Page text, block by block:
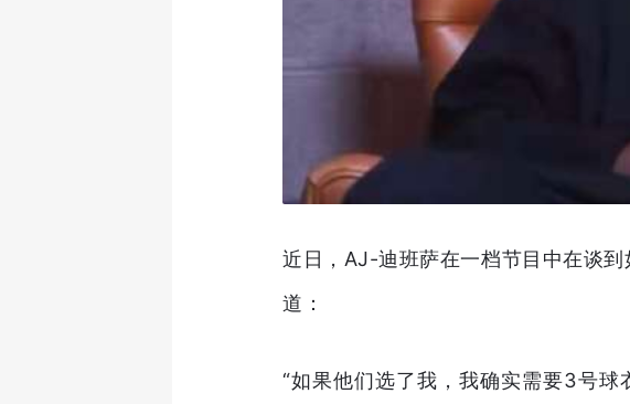
近日，AJ-迪班萨在一档节目中在谈
道：
“如果他们选了我，我确实需要3号